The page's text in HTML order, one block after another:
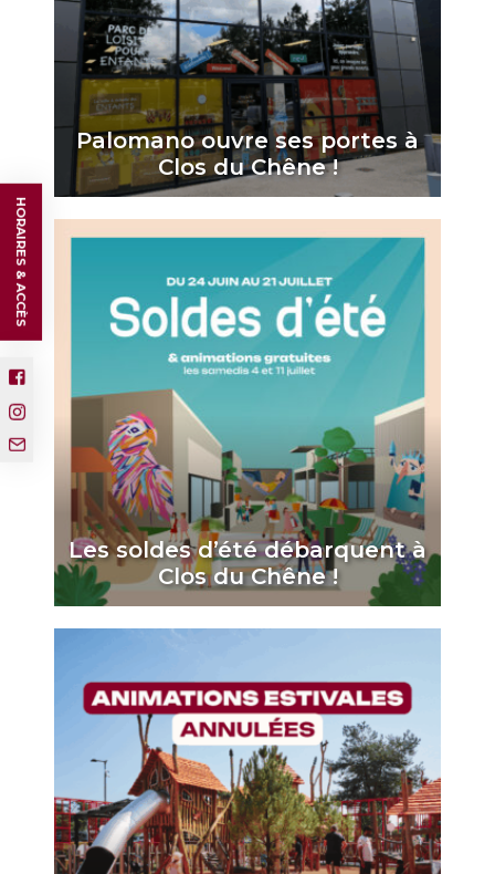
Palomano ouvre ses portes à
Clos du Chêne !
Les soldes d’été débarquent à
Clos du Chêne !
HORAIRES & ACCÈS